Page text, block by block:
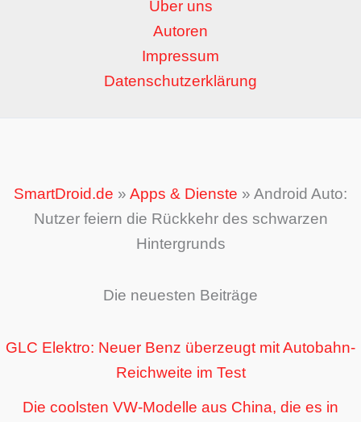
Über uns
Autoren
Impressum
Datenschutzerklärung
SmartDroid.de » Apps & Dienste » Android Auto:
Nutzer feiern die Rückkehr des schwarzen
Hintergrunds
Die neuesten Beiträge
GLC Elektro: Neuer Benz überzeugt mit Autobahn-
Reichweite im Test
Die coolsten VW-Modelle aus China, die es in